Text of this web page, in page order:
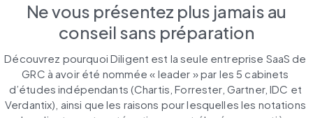
Ne vous présentez plus jamais au
conseil sans préparation
Découvrez pourquoi Diligent est la seule entreprise SaaS de
GRC à avoir été nommée « leader » par les 5 cabinets
d’études indépendants (Chartis, Forrester, Gartner, IDC et
Verdantix), ainsi que les raisons pour lesquelles les notations